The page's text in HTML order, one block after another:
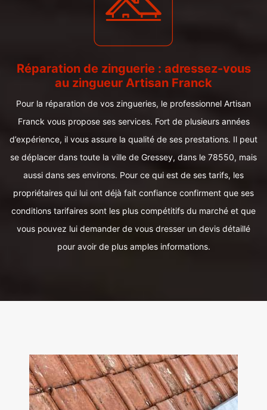
Réparation de zinguerie : adressez-vous
au zingueur Artisan Franck
Pour la réparation de vos zingueries, le professionnel Artisan
Franck vous propose ses services. Fort de plusieurs années
d’expérience, il vous assure la qualité de ses prestations. Il peut
se déplacer dans toute la ville de Gressey, dans le 78550, mais
aussi dans ses environs. Pour ce qui est de ses tarifs, les
propriétaires qui lui ont déjà fait confiance confirment que ses
conditions tarifaires sont les plus compétitifs du marché et que
vous pouvez lui demander de vous dresser un devis détaillé
pour avoir de plus amples informations.